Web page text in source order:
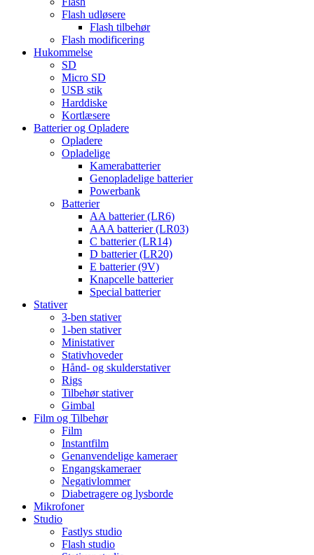
Flash udløsere
Flash tilbehør
Flash modificering
Hukommelse
SD
Micro SD
USB stik
Harddiske
Kortlæsere
Batterier og Opladere
Opladere
Opladelige
Kamerabatterier
Genopladelige batterier
Powerbank
Batterier
AA batterier (LR6)
AAA batterier (LR03)
C batterier (LR14)
D batterier (LR20)
E batterier (9V)
Knapcelle batterier
Special batterier
Stativer
3-ben stativer
1-ben stativer
Ministativer
Stativhoveder
Hånd- og skulderstativer
Rigs
Tilbehør stativer
Gimbal
Film og Tilbehør
Film
Instantfilm
Genanvendelige kameraer
Engangskameraer
Negativlommer
Diabetragere og lysborde
Mikrofoner
Studio
Fastlys studio
Flash studio